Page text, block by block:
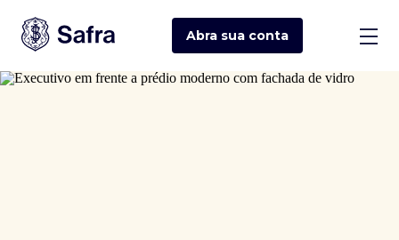
Abra sua conta